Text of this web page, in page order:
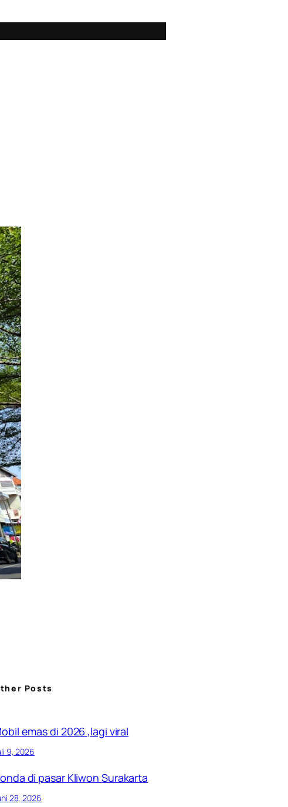
Posts
emas di 2026 ,lagi viral
9, 2026
di pasar Kliwon Surakarta
28, 2026